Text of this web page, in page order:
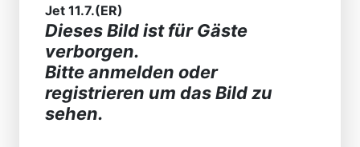
Jet 11.7.(ER)
Dieses Bild ist für Gäste
verborgen.
Bitte anmelden oder
registrieren um das Bild zu
sehen.